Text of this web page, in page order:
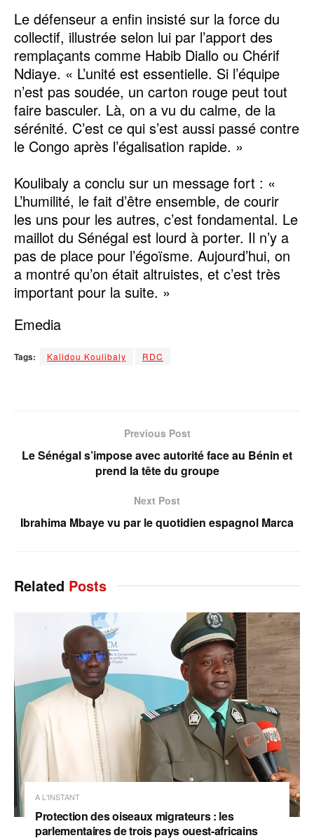
Le défenseur a enfin insisté sur la force du
collectif, illustrée selon lui par l’apport des
remplaçants comme Habib Diallo ou Chérif
Ndiaye. « L’unité est essentielle. Si l’équipe
n’est pas soudée, un carton rouge peut tout
faire basculer. Là, on a vu du calme, de la
sérénité. C’est ce qui s’est aussi passé contre
le Congo après l’égalisation rapide. »
Koulibaly a conclu sur un message fort : «
L’humilité, le fait d’être ensemble, de courir
les uns pour les autres, c’est fondamental. Le
maillot du Sénégal est lourd à porter. Il n’y a
pas de place pour l’égoïsme. Aujourd’hui, on
a montré qu’on était altruistes, et c’est très
important pour la suite. »
Emedia
Tags: Kalidou Koulibaly RDC
Previous Post
Le Sénégal s’impose avec autorité face au Bénin et
prend la tête du groupe
Next Post
Ibrahima Mbaye vu par le quotidien espagnol Marca
Related Posts
A L'INSTANT
Protection des oiseaux migrateurs : les
parlementaires de trois pays ouest-africains